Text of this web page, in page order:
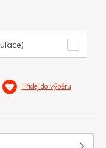
Přidej do výběru